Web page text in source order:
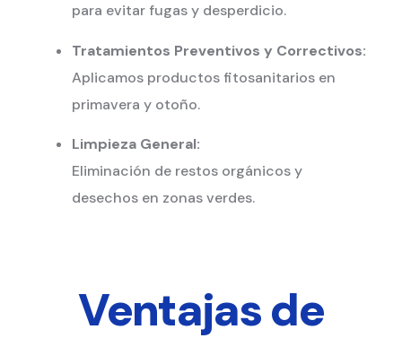
para evitar fugas y desperdicio.
Tratamientos Preventivos y Correctivos:
Aplicamos productos fitosanitarios en
primavera y otoño.
Limpieza General:
Eliminación de restos orgánicos y
desechos en zonas verdes.
Ventajas de